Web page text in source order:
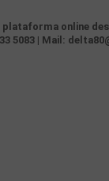
online
5083 | Mail: